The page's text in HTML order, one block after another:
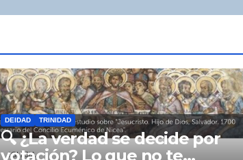
DEIDAD TRINIDAD
🔍 ¿La verdad se decide por
votación? Lo que no te